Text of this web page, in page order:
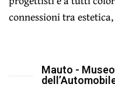
connessioni tra
Mauto -